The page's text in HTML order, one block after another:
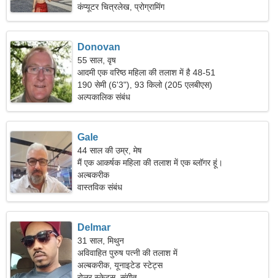
कंप्यूटर चित्रलेख, प्रोग्रामिंग
Donovan
55 साल, वृष
आदमी एक वरिष्ठ महिला की तलाश में है 48-51
190 सेमी (6'3"), 93 किलो (205 एलबीएस)
अल्पकालिक संबंध
Gale
44 साल की उम्र, मेष
मैं एक आकर्षक महिला की तलाश में एक ब्लॉगर हूं।
अल्बकरीक
वास्तविक संबंध
Delmar
31 साल, मिथुन
अविवाहित पुरुष पत्नी की तलाश में
अल्बकरीक, यूनाइटेड स्टेट्स